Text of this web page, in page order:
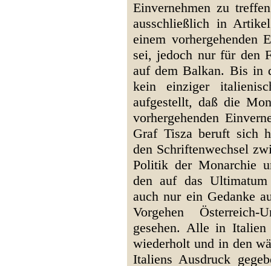
Einvernehmen zu
ausschließlich in
einem vorhergehenden
sei, jedoch nur für den
auf dem Balkan. Bis in
kein einziger
aufgestellt, daß die
vorhergehenden
Graf Tisza beruft sich
den Schriftenwechsel
Politik der Monarchie
den auf das
auch nur ein Gedanke
Vorgehen Österreich-
gesehen. Alle in Italien
wiederholt und in den
Italiens Ausdruck